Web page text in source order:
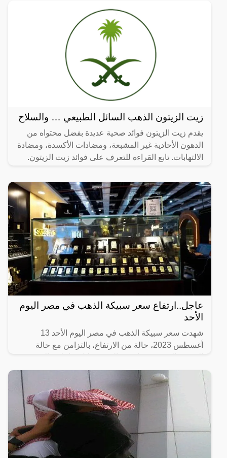
زيت الزيتون الذهب السائل الطبيعي … والسلاح
يقدم زيت الزيتون فوائد صحية عديدة بفضل محتواه من
الدهون الأحادية غير المشبعة، ومضادات الأكسدة، ومضادة
الالتهابات. تابع القراءة للتعرف على فوائد زيت الزيتون.
عاجل..ارتفاع سعر سبيكة الذهب في مصر اليوم
الأحد
شهدت سعر سبيكة الذهب في مصر اليوم الأحد 13
أغسطس 2023، حالة من الارتفاع، بالتزامن مع حالة
الأحد 13 أغسطس 2023